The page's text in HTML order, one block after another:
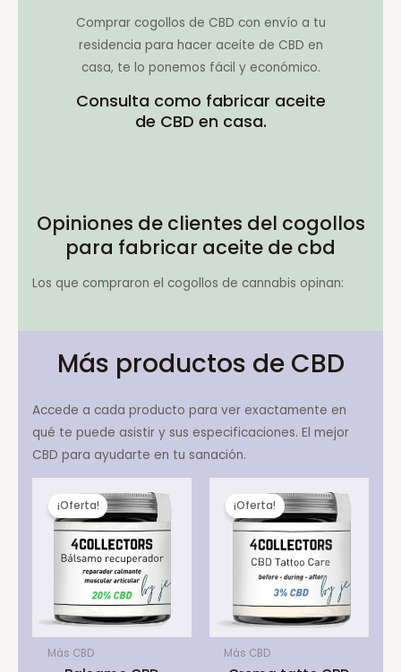
Comprar cogollos de CBD con envío a tu
residencia para hacer aceite de CBD en
casa, te lo ponemos fácil y económico.
Consulta como fabricar aceite
de CBD en casa.
Opiniones de clientes del cogollos
para fabricar aceite de cbd
Los que compraron el cogollos de cannabis opinan:
Más productos de CBD
Accede a cada producto para ver exactamente en
qué te puede asistir y sus especificaciones. El mejor
CBD para ayudarte en tu sanación.
¡Oferta!
Más CBD
¡Oferta!
Más CBD